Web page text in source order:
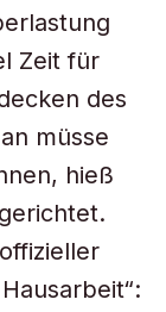
Zeit für
des
müsse
hieß